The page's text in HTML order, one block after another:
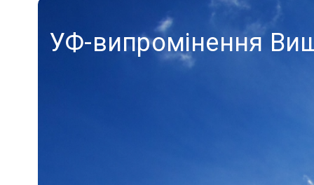
УФ-випромінення